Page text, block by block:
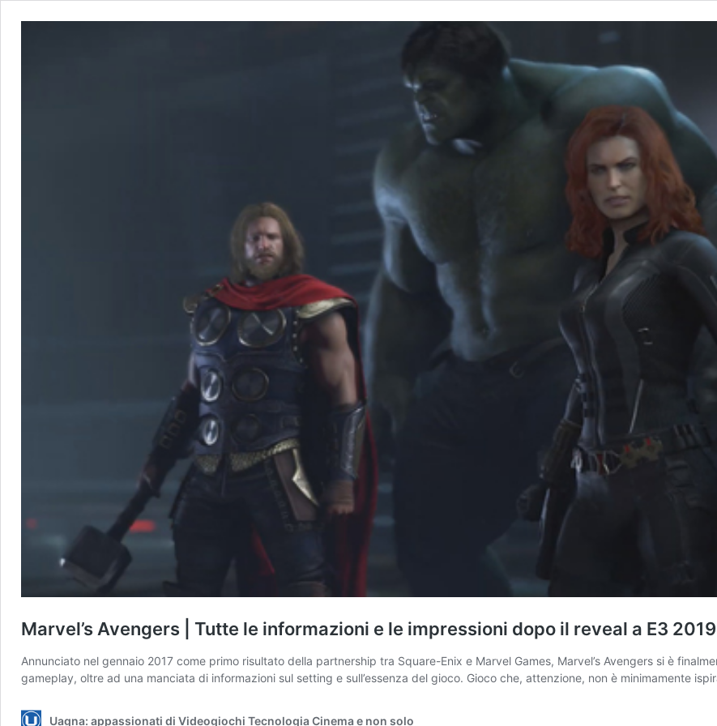
Marvel’s Avengers | Tutte le informazioni e le impressioni dopo il reveal a E3 2019
Annunciato nel gennaio 2017 come primo risultato della partnership tra Square-Enix e Marvel Games, Marvel’s Avengers si è
gameplay, oltre ad una manciata di informazioni sul setting e sull’essenza del gioco. Gioco che, attenzione, non è minimamente
Uagna: appassionati di Videogiochi Tecnologia Cinema e non solo